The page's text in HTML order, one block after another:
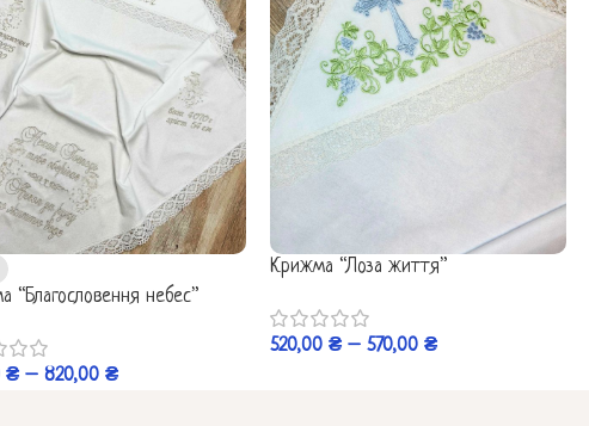
“Благословення небес”
₴ – 820,00 ₴
Крижма “Лоза життя”
520,00 ₴ – 570,00 ₴